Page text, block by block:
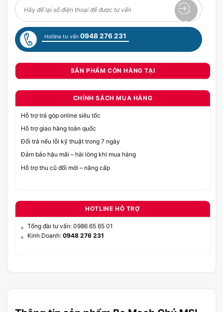
Hotline tư vấn 0948 276 231
SẢN PHẨM CÒN HÀNG TẠI
CHÍNH SÁCH MUA HÀNG
Hỗ trợ trả góp online siêu tốc
Hỗ trợ giao hàng toàn quốc
Đổi trả nếu lỗi kỹ thuật trong 7 ngày
Đảm bảo hậu mãi – hài lòng khi mua hàng
Hỗ trợ thu cũ đổi mới – nâng cấp
HOTLINE HỖ TRỢ
Tổng đài tư vấn: 0986 65 65 01
Kinh Doanh: 0948 276 231